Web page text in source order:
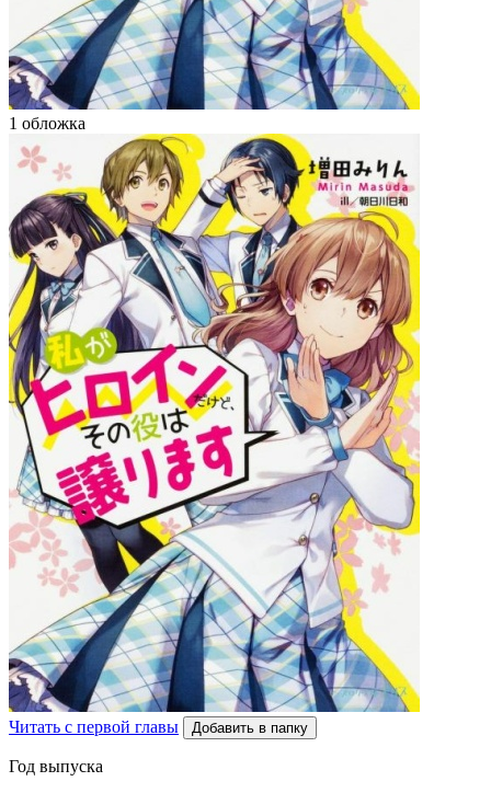
1 обложка
Читать с первой главы Добавить в папку
Год выпуска